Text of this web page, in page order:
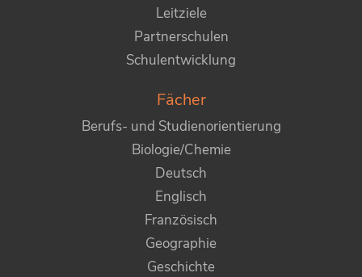
Leitziele
Partnerschulen
Schulentwicklung
Fächer
Berufs- und Studienorientierung
Biologie/Chemie
Deutsch
Englisch
Französisch
Geographie
Geschichte